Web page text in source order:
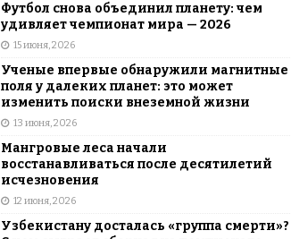
Футбол снова объединил планету: чем
удивляет чемпионат мира — 2026
15 июня, 2026
Ученые впервые обнаружили магнитные
поля у далеких планет: это может
изменить поиски внеземной жизни
13 июня, 2026
Мангровые леса начали
восстанавливаться после десятилетий
исчезновения
12 июня, 2026
Узбекистану досталась «группа смерти»?